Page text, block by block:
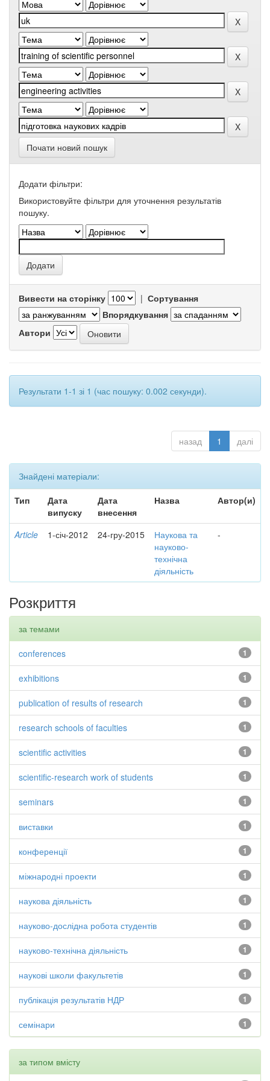
Почати новий пошук
Додати фільтри:
Використовуйте фільтри для уточнення результатів
пошуку.
Вивести на сторінку | Сортування
Впорядкування
Автори
Результати 1-1 зі 1 (час пошуку: 0.002 секунди).
назад 1 далі
Знайдені матеріали:
Тип
Дата
випуску
Дата
внесення
Назва Автор(и)
Article 1-січ-2012 24-гру-2015
Наукова та
науково-
технічна
діяльність
-
Розкриття
за темами
1
conferences
1
exhibitions
1
publication of results of research
1
research schools of faculties
1
scientific activities
1
scientific-research work of students
1
seminars
1
виставки
1
конференції
1
міжнародні проекти
1
наукова діяльність
1
науково-дослідна робота студентів
1
науково-технічна діяльність
1
наукові школи факультетів
1
публікація результатів НДР
1
семінари
за типом вмісту